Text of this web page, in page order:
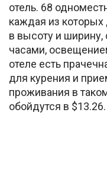
отель. 68
каждая из которых
в высоту и
часами,
отеле есть
для курения и
проживания в
обойдутся в